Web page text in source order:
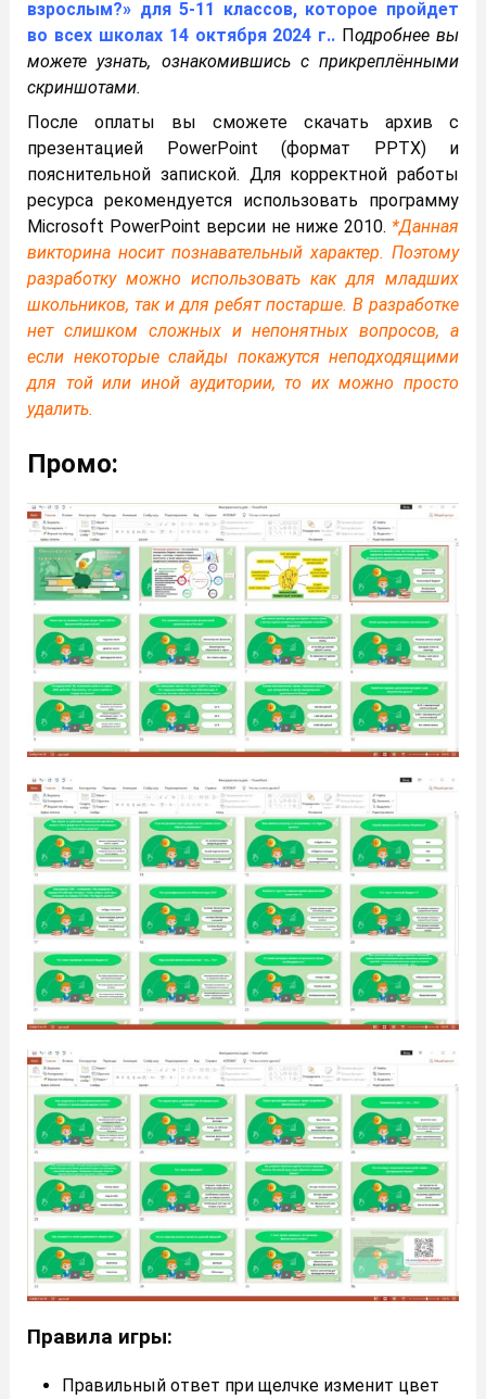
взрослым?» для 5-11 классов, которое пройдет
во всех школах 14 октября 2024 г.. Подробнее вы
можете узнать, ознакомившись с прикреплёнными
скриншотами.
После оплаты вы сможете скачать архив с
презентацией PowerPoint (формат PPTX) и
пояснительной запиской. Для корректной работы
ресурса рекомендуется использовать программу
Microsoft PowerPoint версии не ниже 2010. *Данная
викторина носит познавательный характер. Поэтому
разработку можно использовать как для младших
школьников, так и для ребят постарше. В разработке
нет слишком сложных и непонятных вопросов, а
если некоторые слайды покажутся неподходящими
для той или иной аудитории, то их можно просто
удалить.
Промо:
Правила игры:
Правильный ответ при щелчке изменит цвет